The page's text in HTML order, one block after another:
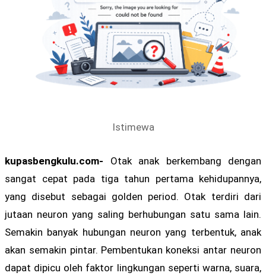
Istimewa
kupasbengkulu.com- Otak anak berkembang dengan
sangat cepat pada tiga tahun pertama kehidupannya,
yang disebut sebagai golden period. Otak terdiri dari
jutaan neuron yang saling berhubungan satu sama lain.
Semakin banyak hubungan neuron yang terbentuk, anak
akan semakin pintar. Pembentukan koneksi antar neuron
dapat dipicu oleh faktor lingkungan seperti warna, suara,